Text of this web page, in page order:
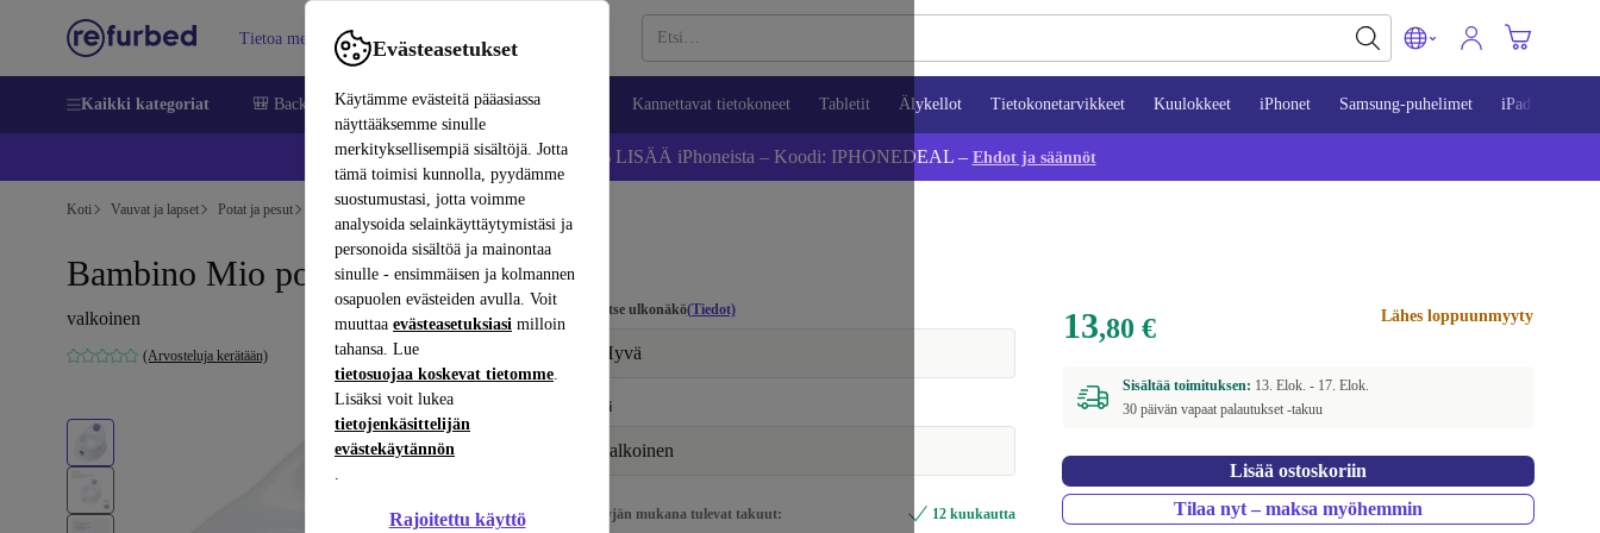
Evästeasetukset
Käytämme evästeitä pääasiassa
näyttääksemme sinulle
merkityksellisempiä sisältöjä. Jotta
tämä toimisi kunnolla, pyydämme
suostumustasi, jotta voimme
analysoida selainkäyttäytymistäsi ja
personoida sisältöä ja mainontaa
sinulle - ensimmäisen ja kolmannen
osapuolen evästeiden avulla. Voit
muuttaa evästeasetuksiasi milloin
tahansa. Lue
tietosuojaa koskevat tietomme.
Lisäksi voit lukea
tietojenkäsittelijän
evästekäytännön
.
Rajoitettu käyttö
Tietoa meistä Myy Apua
Kaikki kategoriat 🎒 Back to school Matkapuhelimet ja älypuhelimet Kannettavat tietokoneet Tabletit Älykellot Tietokonetarvikkeet Kuulokkeet iPhonet Samsung-puhelimet iPadit
📱 Säästä 5 % LISÄÄ iPhoneista – Koodi: IPHONEDEAL – Ehdot ja säännöt
Koti Vauvat ja lapset Potat ja pesut Potat
Bambino Mio potta
valkoinen
(Arvosteluja kerätään)
Valitse ulkonäkö(Tiedot)
Hyvä
Väri
valkoinen
Myyjän mukana tulevat takuut: 12 kuukautta
13,80 € Lähes loppuunmyyty
Sisältää toimituksen: 13. Elok. - 17. Elok.
30 päivän vapaat palautukset -takuu
Lisää ostoskoriin
Tilaa nyt – maksa myöhemmin